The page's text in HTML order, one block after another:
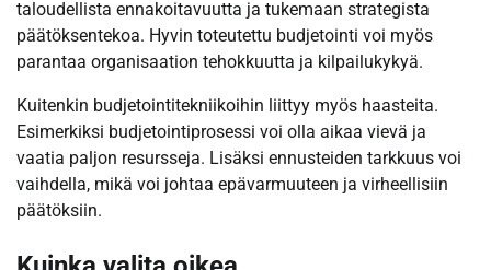
taloudellista ennakoitavuutta ja tukemaan strategista
päätöksentekoa. Hyvin toteutettu budjetointi voi myös
parantaa organisaation tehokkuutta ja kilpailukykyä.
Kuitenkin budjetointitekniikoihin liittyy myös haasteita.
Esimerkiksi budjetointiprosessi voi olla aikaa vievä ja
vaatia paljon resursseja. Lisäksi ennusteiden tarkkuus voi
vaihdella, mikä voi johtaa epävarmuuteen ja virheellisiin
päätöksiin.